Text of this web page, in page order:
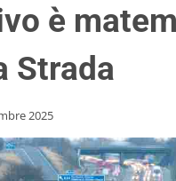
è
Strada
2025